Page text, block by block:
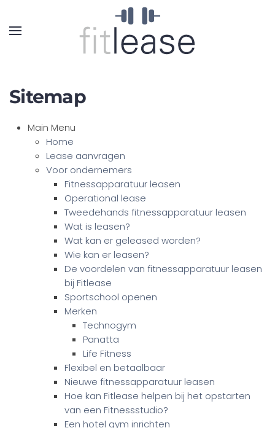
Sitemap
Main Menu
Home
Lease aanvragen
Voor ondernemers
Fitnessapparatuur leasen
Operational lease
Tweedehands fitnessapparatuur leasen
Wat is leasen?
Wat kan er geleased worden?
Wie kan er leasen?
De voordelen van fitnessapparatuur leasen
bij Fitlease
Sportschool openen
Merken
Technogym
Panatta
Life Fitness
Flexibel en betaalbaar
Nieuwe fitnessapparatuur leasen
Hoe kan Fitlease helpen bij het opstarten
van een Fitnessstudio?
Een hotel gym inrichten